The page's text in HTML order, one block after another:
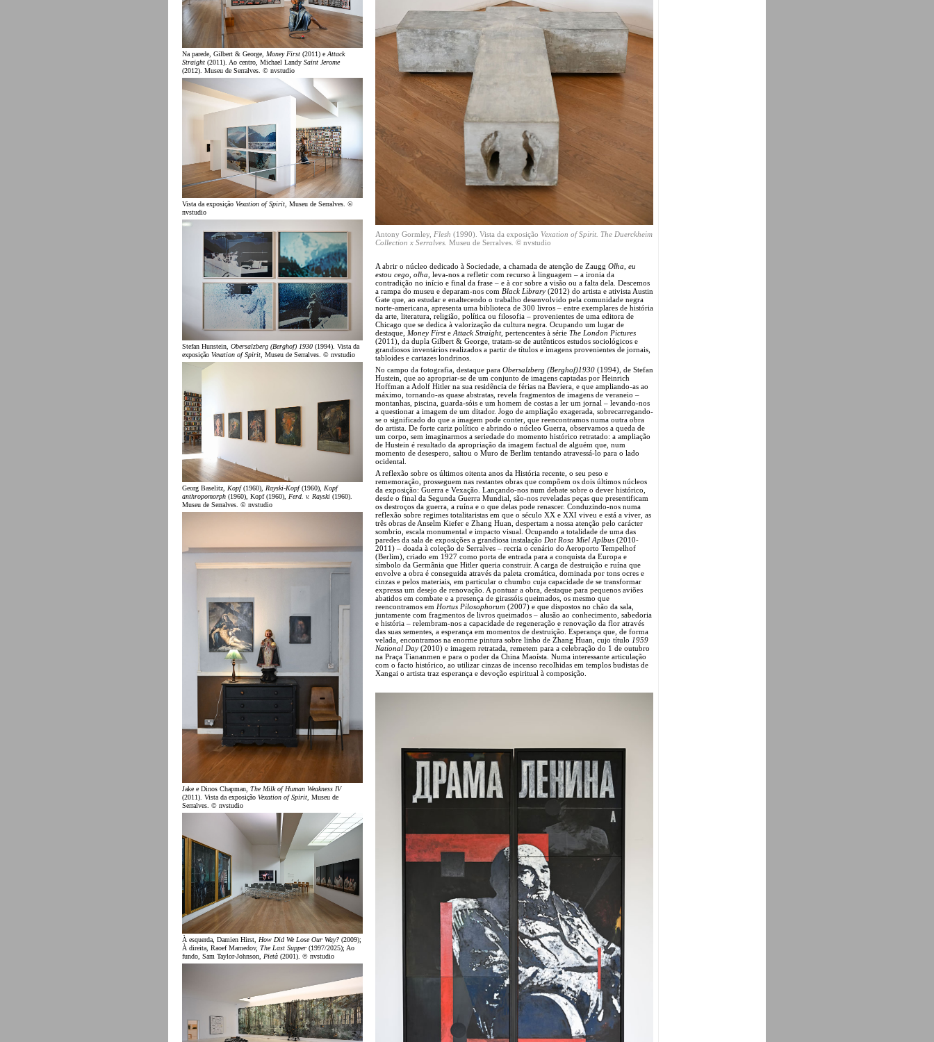
Na parede, Gilbert & George, Money First (2011) e Attack
Straight (2011). Ao centro, Michael Landy Saint Jerome
(2012). Museu de Serralves. © nvstudio
Vista da exposição Vexation of Spirit, Museu de Serralves. ©
nvstudio
Stefan Hunstein, Obersalzberg (Berghof) 1930 (1994). Vista da
exposição Vexation of Spirit , Museu de Serralves. © nvstudio
Georg Baselitz, Kopf(1960), Rayski-Kopf(1960), Kopf
anthropomorph (1960), Kopf (1960), Ferd. v. Rayski (1960).
Museu de Serralves. © nvstudio
Jake e Dinos Chapman, The Milk of Human Weakness IV
(2011). Vista da exposição Vexation of Spirit , Museu de
Serralves. © nvstudio
À esquerda, Damien Hirst, How Did We Lose Our Way? (2009);
À direita, Raoef Mamedov, The Last Supper (1997/2025); Ao
fundo, Sam Taylor-Johnson, Pietà (2001). © nvstudio
Antony Gormley, Flesh (1990). Vista da exposição Vexation of Spirit . The Duerckheim
Collection x Serralves. Museu de Serralves. © nvstudio
A abrir o núcleo dedicado à Sociedade, a chamada de atenção de Zaugg Olha, eu
estou cego, olha, leva-nos a refletir com recurso à linguagem – a ironia da
contradição no início e final da frase – e à cor sobre a visão ou a falta dela. Descemos
a rampa do museu e deparam-nos com Black Library (2012) do artista e ativista Austin
Gate que, ao estudar e enaltecendo o trabalho desenvolvido pela comunidade negra
norte-americana, apresenta uma biblioteca de 300 livros – entre exemplares de história
da arte, literatura, religião, política ou filosofia – provenientes de uma editora de
Chicago que se dedica à valorização da cultura negra. Ocupando um lugar de
destaque, Money Firste Attack Straight, pertencentes à série The London Pictures
(2011), da dupla Gilbert & George, tratam-se de autênticos estudos sociológicos e
grandiosos inventários realizados a partir de títulos e imagens provenientes de jornais,
tabloides e cartazes londrinos.
No campo da fotografia, destaque para Obersalzberg (Berghof)1930 (1994), de Stefan
Hustein, que ao apropriar-se de um conjunto de imagens captadas por Heinrich
Hoffman a Adolf Hitler na sua residência de férias na Baviera, e que ampliando-as ao
máximo, tornando-as quase abstratas, revela fragmentos de imagens de veraneio –
montanhas, piscina, guarda-sóis e um homem de costas a ler um jornal – levando-nos
a questionar a imagem de um ditador. Jogo de ampliação exagerada, sobrecarregando-
se o significado do que a imagem pode conter, que reencontramos numa outra obra
do artista. De forte cariz político e abrindo o núcleo Guerra, observamos a queda de
um corpo, sem imaginarmos a seriedade do momento histórico retratado: a ampliação
de Hustein é resultado da apropriação da imagem factual de alguém que, num
momento de desespero, saltou o Muro de Berlim tentando atravessá-lo para o lado
ocidental.
A reflexão sobre os últimos oitenta anos da História recente, o seu peso e
rememoração, prosseguem nas restantes obras que compõem os dois últimos núcleos
da exposição: Guerra e Vexação. Lançando-nos num debate sobre o dever histórico,
desde o final da Segunda Guerra Mundial, são-nos reveladas peças que presentificam
os destroços da guerra, a ruína e o que delas pode renascer. Conduzindo-nos numa
reflexão sobre regimes totalitaristas em que o século XX e XXI viveu e está a viver, as
três obras de Anselm Kiefer e Zhang Huan, despertam a nossa atenção pelo carácter
sombrio, escala monumental e impacto visual. Ocupando a totalidade de uma das
paredes da sala de exposições a grandiosa instalação Dat Rosa Miel Aplbus (2010-
2011) – doada à coleção de Serralves – recria o cenário do Aeroporto Tempelhof
(Berlim), criado em 1927 como porta de entrada para a conquista da Europa e
símbolo da Germânia que Hitler queria construir. A carga de destruição e ruína que
envolve a obra é conseguida através da paleta cromática, dominada por tons ocres e
cinzas e pelos materiais, em particular o chumbo cuja capacidade de se transformar
expressa um desejo de renovação. A pontuar a obra, destaque para pequenos aviões
abatidos em combate e a presença de girassóis queimados, os mesmo que
reencontramos em Hortus Pilosophorum (2007) e que dispostos no chão da sala,
juntamente com fragmentos de livros queimados – alusão ao conhecimento, sabedoria
e história – relembram-nos a capacidade de regeneração e renovação da flor através
das suas sementes, a esperança em momentos de destruição. Esperança que, de forma
velada, encontramos na enorme pintura sobre linho de Zhang Huan, cujo título 1959
National Day (2010) e imagem retratada, remetem para a celebração do 1 de outubro
na Praça Tiananmen e para o poder da China Maoísta. Numa interessante articulação
com o facto histórico, ao utilizar cinzas de incenso recolhidas em templos budistas de
Xangai o artista traz esperança e devoção espiritual à composição.